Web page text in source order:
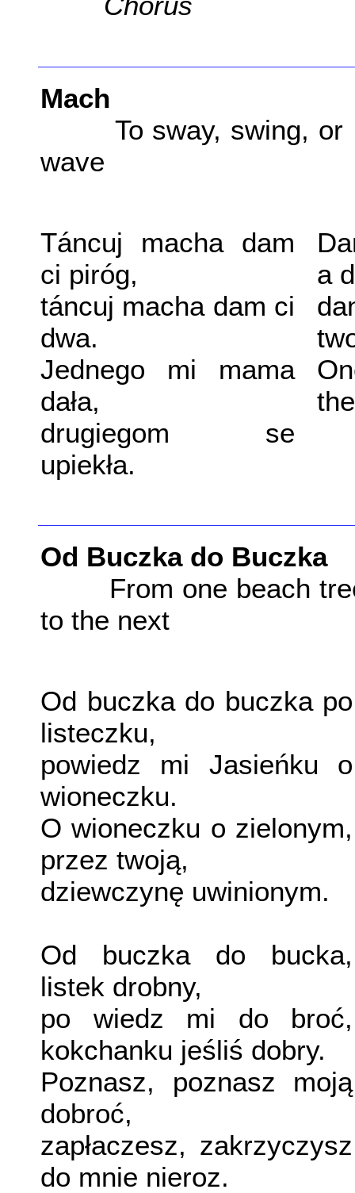
Mach
To sway, swing, or
wave
Táncuj macha dam
ci piróg,
táncuj macha dam ci
dwa.
Jednego mi mama
dała,
drugiegom se
upiekła.
a
Od Buczka do Buczka
From one beach
to the next
Od buczka do buczka po
listeczku,
powiedz mi Jasieńku o
wioneczku.
O wioneczku o zielonym,
przez twoją,
dziewczynę uwinionym.
Od buczka do bucka,
listek drobny,
po wiedz mi do broć,
kokchanku jeśliś dobry.
Poznasz, poznasz moją
dobroć,
zapłaczesz, zakrzyczysz
do mnie nieroz.